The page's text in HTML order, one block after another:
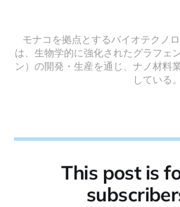
モナコを拠点とするバイオテクノ
は、生物学的に強化されたグラフェ
ン）の開発・生産を通じ、ナノ材料
している。
This post is